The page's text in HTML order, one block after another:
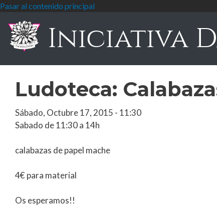
Pasar al contenido principal
Iniciativa
Ludoteca:
Sábado, Octubre 17, 2015 - 11:30
Sabado de 11:30 a 14h
calabazas de papel mache
4€ para material
Os esperamos!!